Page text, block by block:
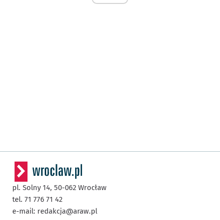
pl. Solny 14, 50-062 Wrocław
tel. 71 776 71 42
e-mail: redakcja@araw.pl